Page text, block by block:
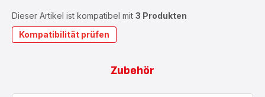
Dieser Artikel ist kompatibel mit 3 Produkten
Kompatibilität prüfen
Zubehör